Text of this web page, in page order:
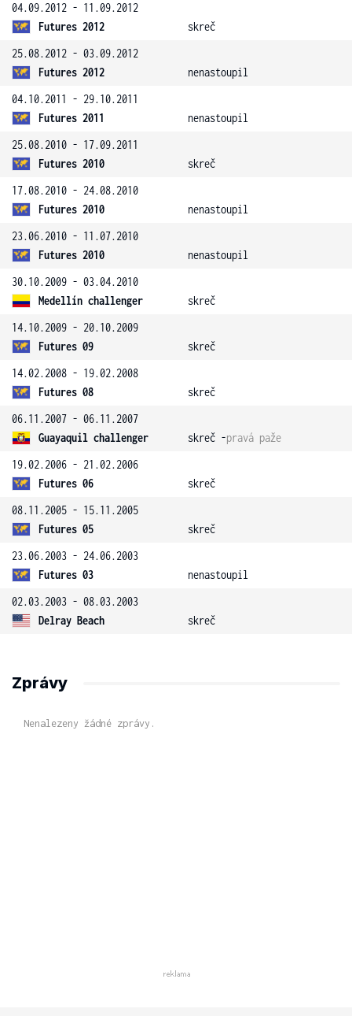
04.09.2012 - 11.09.2012
Futures 2012
skreč
25.08.2012 - 03.09.2012
Futures 2012
nenastoupil
04.10.2011 - 29.10.2011
Futures 2011
nenastoupil
25.08.2010 - 17.09.2011
Futures 2010
skreč
17.08.2010 - 24.08.2010
Futures 2010
nenastoupil
23.06.2010 - 11.07.2010
Futures 2010
nenastoupil
30.10.2009 - 03.04.2010
Medellín challenger
skreč
14.10.2009 - 20.10.2009
Futures 09
skreč
14.02.2008 - 19.02.2008
Futures 08
skreč
06.11.2007 - 06.11.2007
Guayaquil challenger
skreč -pravá paže
19.02.2006 - 21.02.2006
Futures 06
skreč
08.11.2005 - 15.11.2005
Futures 05
skreč
23.06.2003 - 24.06.2003
Futures 03
nenastoupil
02.03.2003 - 08.03.2003
Delray Beach
skreč
Zprávy
Nenalezeny žádné zprávy.